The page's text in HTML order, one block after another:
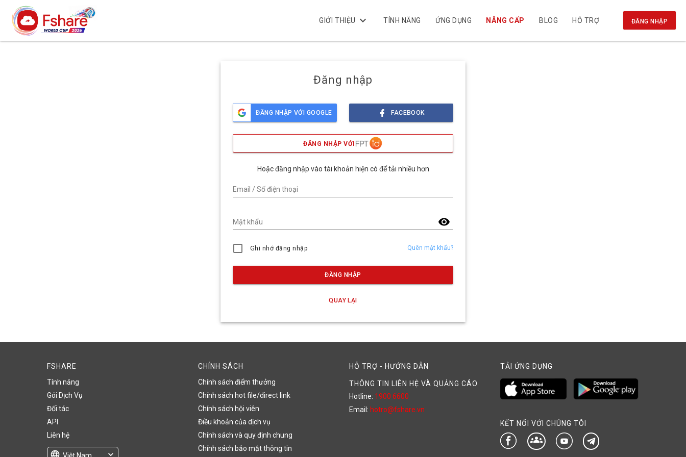
GIỚI THIỆU keyboard_arrow_down TÍNH NĂNG ỨNG DỤNG NÂNG CẤP BLOG HỖ TRỢ ĐĂNG NHẬP
Đăng nhập
ĐĂNG NHẬP VỚI GOOGLE FACEBOOK
ĐĂNG NHẬP VỚI
Hoặc đăng nhập vào tài khoản hiện có để tải nhiều hơn
Email / Số điện thoại
visibility
Mật khẩu
Ghi nhớ đăng nhập Quên mật khẩu?
ĐĂNG NHẬP
QUAY LẠI
FSHARE
Tính năng
Gói Dịch Vụ
Đối tác
API
Liên hệ
language Việt Nam expand_more
CHÍNH SÁCH
Chính sách điểm thưởng
Chính sách hot file/direct link
Chính sách hội viên
Điều khoản của dịch vụ
Chính sách và quy định chung
Chính sách bảo mật thông tin
HỖ TRỢ - HƯỚNG DẪN
THÔNG TIN LIÊN HỆ VÀ QUẢNG CÁO
Hotline: 1900 6600
Email: hotro@fshare.vn
TẢI ỨNG DỤNG
KẾT NỐI VỚI CHÚNG TÔI
groups